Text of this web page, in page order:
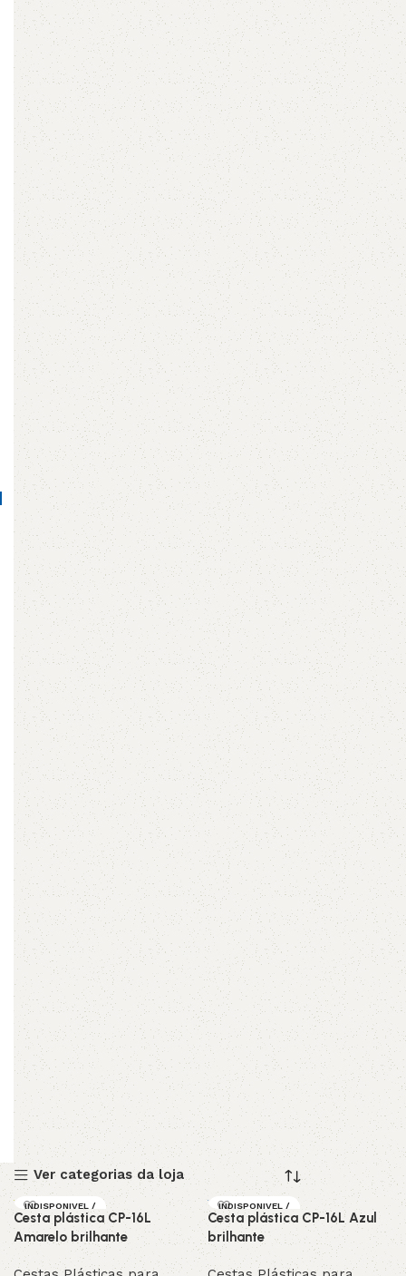
Ver categorias da loja
INDISPONIVEL /
SOB ENCOMEND
Cesta plástica CP-16L
Amarelo brilhante
INDISPONIVEL /
SOB ENCOMEND
Cesta plástica CP-16L Azul
brilhante